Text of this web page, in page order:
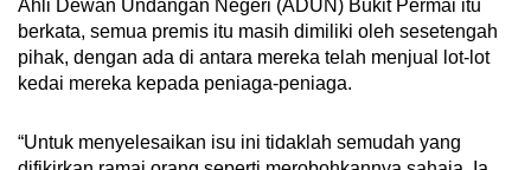
Ahli Dewan Undangan Negeri (ADUN) Bukit Permai itu
berkata, semua premis itu masih dimiliki oleh sesetengah
pihak, dengan ada di antara mereka telah menjual lot-lot
kedai mereka kepada peniaga-peniaga.
“Untuk menyelesaikan isu ini tidaklah semudah yang